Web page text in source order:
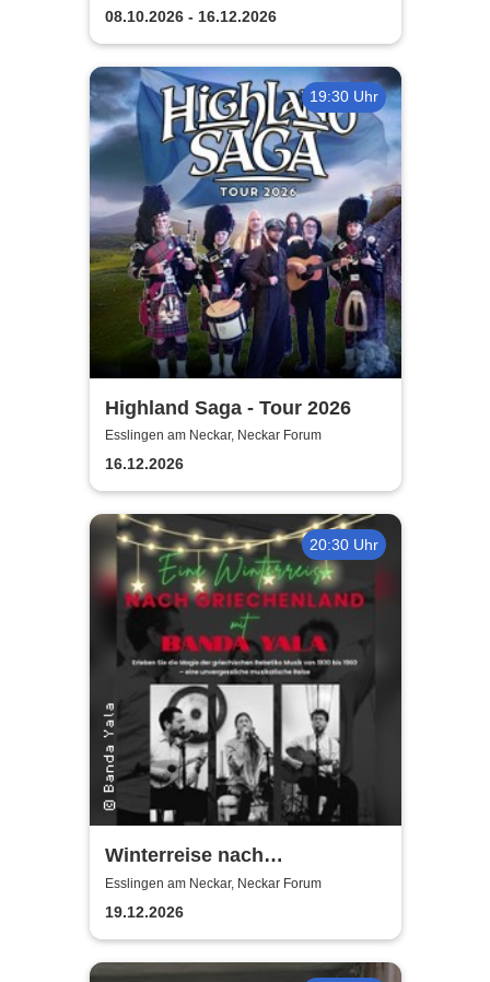
Landesbühne Esslingen
08.10.2026 - 16.12.2026
19:30 Uhr
Highland Saga - Tour 2026
Esslingen am Neckar, Neckar Forum
16.12.2026
20:30 Uhr
Winterreise nach
Griechenland mit Banda Yala
Esslingen am Neckar, Neckar Forum
19.12.2026